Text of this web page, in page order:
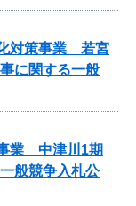
化対策事業 若宮
に関する一般
業 中津川1期
般競争入札公